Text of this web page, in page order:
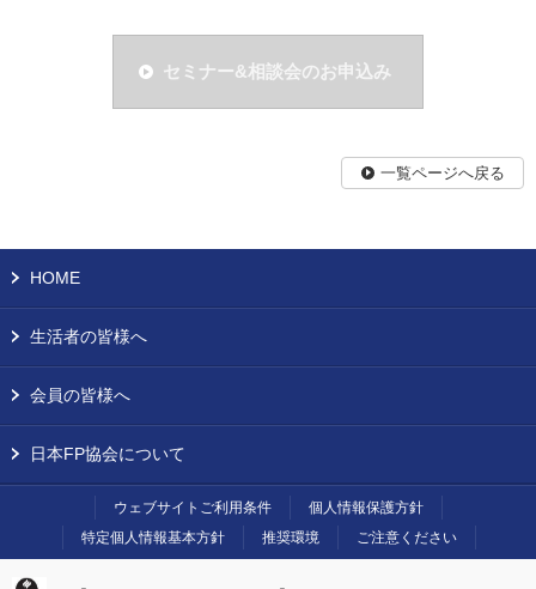
セミナー&相談会のお申込み
一覧ページへ戻る
HOME
生活者の皆様へ
会員の皆様へ
日本FP協会について
ウェブサイトご利用条件
個人情報保護方針
特定個人情報基本方針
推奨環境 ご注意ください